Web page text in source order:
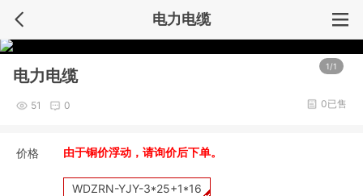
电力电缆
1/1
电力电缆
51 0 0已售
价格 由于铜价浮动，请询价后下单。
WDZRN-YJY-3*25+1*16